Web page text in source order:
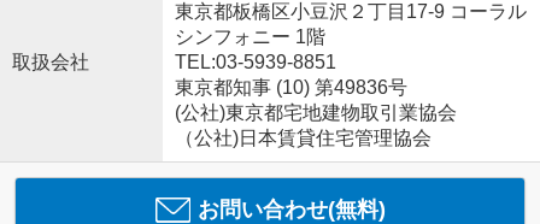
取扱会社
東京都板橋区小豆沢２丁目17-9 コーラル
シンフォニー 1階
TEL:03-5939-8851
東京都知事 (10) 第49836号
(公社)東京都宅地建物取引業協会
（公社)日本賃貸住宅管理協会
お問い合わせ(無料)